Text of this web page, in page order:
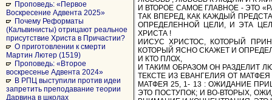
Проповедь: «Первое
Воскресение Адвента 2025»
Почему Реформаты
(Кальвинисты) отрицают реальное
присутствие Христа в Причастии?
О приготовлении к смерти
Мартин Лютер (1519)
Проповедь: «Второе
воскресенье Адвента 2024»
В РПЦ выступили против идеи
запретить преподавание теории
Дарвина в школах
И ВТОРОЕ САМОЕ ГЛАВНОЕ - ЭТО
ТАК ВПЕРЕД, КАК КАЖДЫЙ
ОПРЕДЕЛЕННОЙ ЦЕЛИ, И ЭТА
ХРИСТА !
ИИСУС ХРИСТОС, КОТОРЫЙ
КОТОРЫЙ ЯСНО СКАЖЕТ И
И КТО ПЛОХ,
И ТАКИМ ОБРАЗОМ ОН РАЗДЕЛИТ
ТЕКСТЕ ИЗ ЕВАНГЕЛИЯ ОТ
МАТФЕЯ 25, 1- 13 : ОЖИДАНИЕ
ЭТО ПОСТУПОК; И ВО-ВТОРЫХ,